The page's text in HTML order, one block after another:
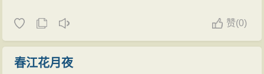
赞(0)
春江花月夜